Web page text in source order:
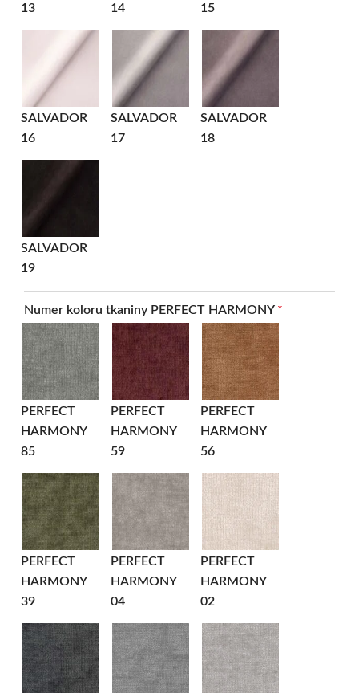
13
14
15
SALVADOR
16
SALVADOR
17
SALVADOR
18
SALVADOR
19
Numer koloru tkaniny PERFECT HARMONY *
PERFECT
HARMONY
85
PERFECT
HARMONY
59
PERFECT
HARMONY
56
PERFECT
HARMONY
39
PERFECT
HARMONY
04
PERFECT
HARMONY
02